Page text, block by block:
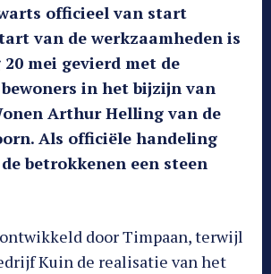
officieel van start
van de werkzaamheden is
20 mei gevierd met de
in het bijzijn van
Arthur Helling van de
Als officiële handeling
betrokkenen een steen
door Timpaan, terwijl
Kuin de realisatie van het